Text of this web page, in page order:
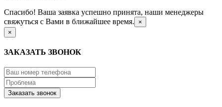
Спасибо! Ваша заявка успешно принята, наши менеджеры
свяжуться с Вами в ближайшее время.
×
×
ЗАКАЗАТЬ ЗВОНОК